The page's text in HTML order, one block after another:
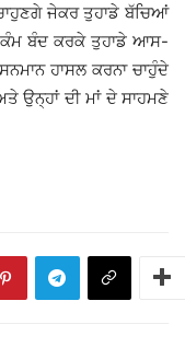
ਜੇਕਰ ਤੁਹਾਡੇ ਬੱਚਿਆਂ
ਕੰਮ ਬੰਦ ਕਰਕੇ ਤੁਹਾਡੇ ਆਸ-
ਹਾਸਲ ਕਰਨਾ ਚਾਹੁੰਦੇ
ਉਨ੍ਹਾਂ ਦੀ ਮਾਂ ਦੇ ਸਾਹਮਣੇ